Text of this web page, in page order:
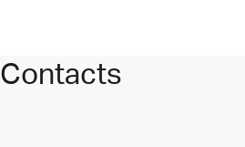
Contacts